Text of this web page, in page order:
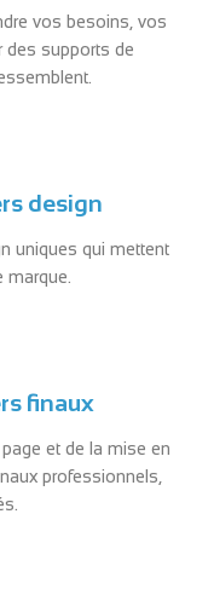
vos besoins, vos
des supports de
design
uniques qui mettent
finaux
et de la mise en
professionnels,